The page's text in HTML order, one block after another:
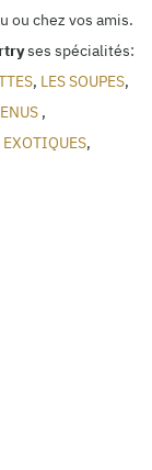
ou chez vos amis.
ses spécialités:
, LES SOUPES,
,
EXOTIQUES,